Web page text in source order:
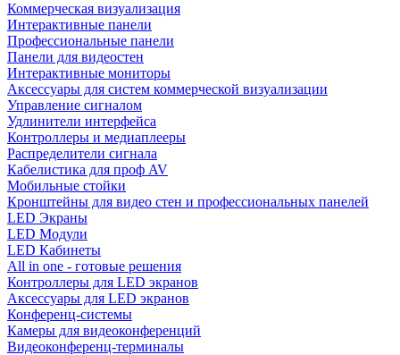
Коммерческая визуализация
Интерактивные панели
Профессиональные панели
Панели для видеостен
Интерактивные мониторы
Аксессуары для систем коммерческой визуализации
Управление сигналом
Удлинители интерфейса
Контроллеры и медиаплееры
Распределители сигнала
Кабелистика для проф AV
Мобильные стойки
Кронштейны для видео стен и профессиональных панелей
LED Экраны
LED Модули
LED Кабинеты
All in one - готовые решения
Контроллеры для LED экранов
Аксессуары для LED экранов
Конференц-системы
Камеры для видеоконференций
Видеоконференц-терминалы